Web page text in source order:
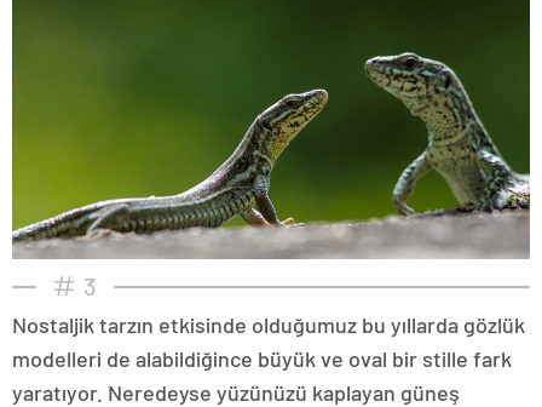
3
Nostaljik tarzın etkisinde olduğumuz bu yıllarda gözlük
modelleri de alabildiğince büyük ve oval bir stille fark
yaratıyor. Neredeyse yüzünüzü kaplayan güneş